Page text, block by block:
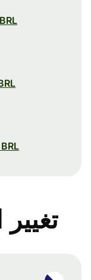
BRL إلى GBP
BRL إلى JPY
BRL إلى AUD